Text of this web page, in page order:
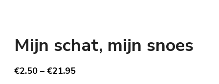
Mijn schat, mijn snoes
€2.50 – €21.95